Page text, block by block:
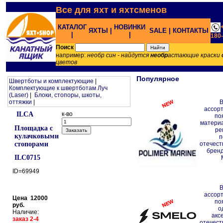
Все для яхт и яхтсменов
КАТАЛОГ ЯХТЫ |
НОВИНКИ
SALE | КОНТАКТЫ
Поиск
например: необр син - найдутся необрастающие краски
цветов
Швертботы и комплектующие
Комплектующие к швертботам Луч
(Laser)
Блоки, стопоры, шкоты,
оттяжки
ILCA
Площадка с
кулачковыми
стопорами
ILC0715
ID=69949
Цена 12000
руб.
Наличие:
заказ 2-4
к-во
Популярное